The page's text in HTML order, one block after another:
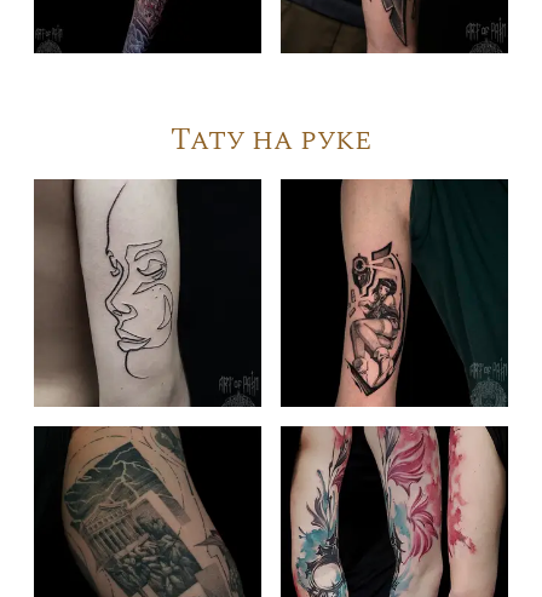
Тату на руке